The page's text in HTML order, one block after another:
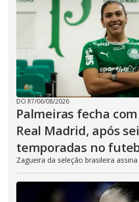
DO R7/06/08/2026
Palmeiras fecha
Real Madrid, após
temporadas no
Zagueira da seleção brasileira